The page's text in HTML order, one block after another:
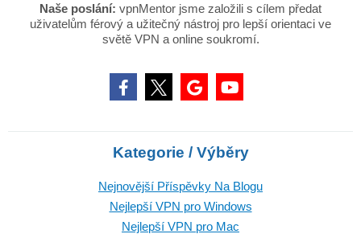
Naše poslání: vpnMentor jsme založili s cílem předat
uživatelům férový a užitečný nástroj pro lepší orientaci ve
světě VPN a online soukromí.
Kategorie / Výběry
Nejnovější Příspěvky Na Blogu
Nejlepší VPN pro Windows
Nejlepší VPN pro Mac